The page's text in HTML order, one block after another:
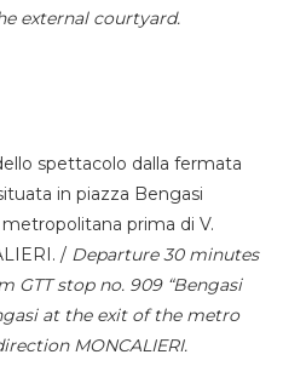
external courtyard.
spettacolo dalla fermata
in piazza Bengasi
metropolitana prima di V.
/ Departure 30 minutes
GTT stop no. 909 “Bengasi
at the exit of the metro
MONCALIERI.